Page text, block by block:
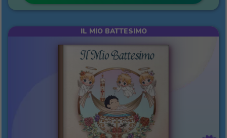
IL MIO BATTESIMO